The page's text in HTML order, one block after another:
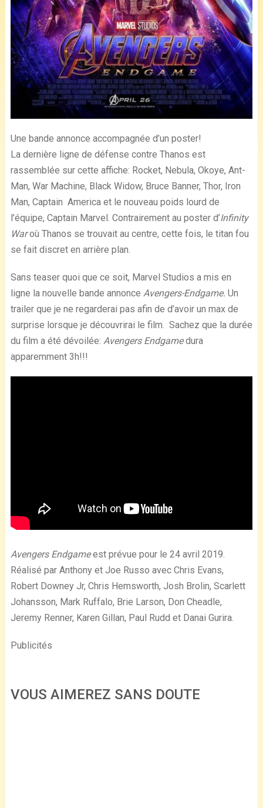
Une bande annonce accompagnée d’un poster!
La dernière ligne de défense contre Thanos est
rassemblée sur cette affiche: Rocket, Nebula, Okoye, Ant-
Man, War Machine, Black Widow, Bruce Banner, Thor, Iron
Man, Captain America et le nouveau poids lourd de
l’équipe, Captain Marvel. Contrairement au poster d’Infinity
Waroù Thanos se trouvait au centre, cette fois, le titan fou
se fait discret en arrière plan.
Sans teaser quoi que ce soit, Marvel Studios a mis en
ligne la nouvelle bande annonce Avengers-Endgame. Un
trailer que je ne regarderai pas afin de d’avoir un max de
surprise lorsque je découvrirai le film. Sachez que la durée
du film a été dévoilée: Avengers Endgamedura
apparemment 3h!!!
Avengers Endgameest prévue pour le 24 avril 2019.
Réalisé par Anthony et Joe Russo avec Chris Evans,
Robert Downey Jr, Chris Hemsworth, Josh Brolin, Scarlett
Johansson, Mark Ruffalo, Brie Larson, Don Cheadle,
Jeremy Renner, Karen Gillan, Paul Rudd et Danai Gurira.
Publicités
VOUS AIMEREZ SANS DOUTE